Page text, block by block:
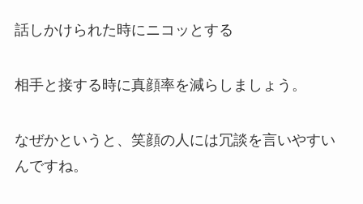
話しかけられた時にニコッとする
相手と接する時に真顔率を減らしましょう。
なぜかというと、笑顔の人には冗談を言いやすい
んですね。